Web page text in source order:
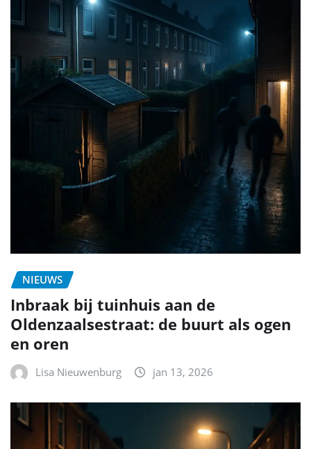
NIEUWS
Inbraak bij tuinhuis aan de
Oldenzaalsestraat: de buurt als ogen
en oren
Lisa Nieuwenburg jan 13, 2026